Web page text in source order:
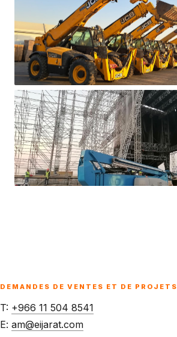
DEMANDES DE VENTES ET DE PROJETS
T: +966 11 504 8541
E: am@eijarat.com